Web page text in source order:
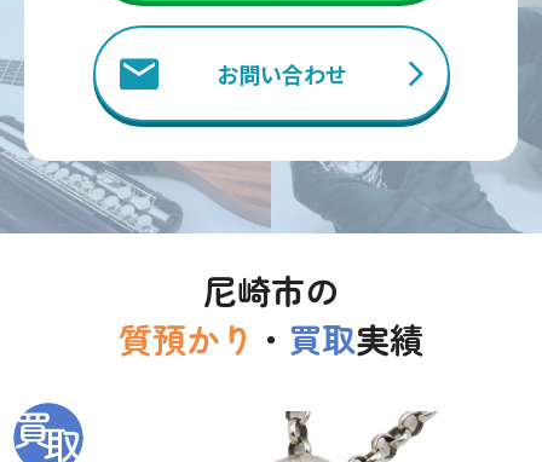
お問い合わせ
尼崎市の
質預かり ・ 買取実績